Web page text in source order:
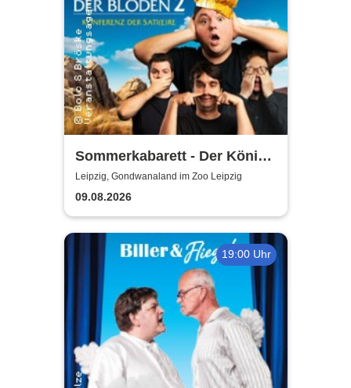
Sommerkabarett - Der König
der Blöden 2 | Central
Kabarett Leipzig
Leipzig, Gondwanaland im Zoo Leipzig
09.08.2026
19:00 Uhr